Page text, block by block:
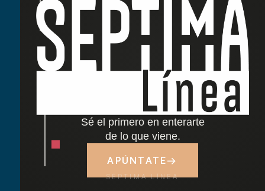
Sé el primero en enterarte
de lo que viene.
APÚNTATE→
SÉPTIMA LÍNEA
Redescubre las tardes del Retiro: nuestra
nueva carta de cócteles ha llegado
Cocido madrileño: tradición y sabor junto al
Dónde comer cerca del Parque del Retiro en
Madrid
Tapas y terraza junto al Retiro